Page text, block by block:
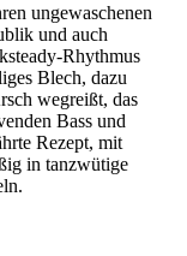
ungewaschenen
und auch
Rhythmus
Blech, dazu
wegreißt, das
Bass und
Rezept, mit
in tanzwütige